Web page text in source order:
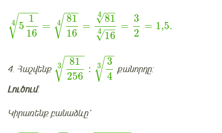
5
1
16
− −
−−
√
4 =
81
16
−−
−
√
4 =
81
−−
√
4
16
−−
√
4 =
3
2
= 1,5.
4. Հաշվենք
81
256
− −
−−
√
3 :
3
4
−
−
√
3
քանորդը:
Լուծում:
Կիրառենք բանաձևը՝